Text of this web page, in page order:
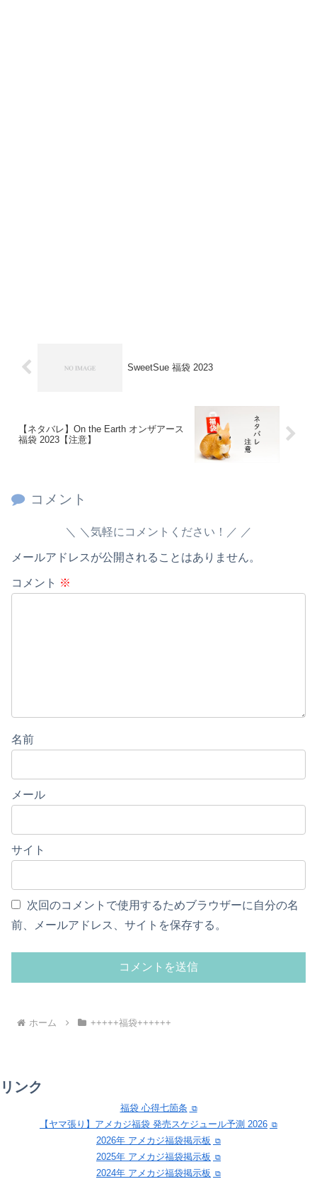
SweetSue 福袋 2023
【ネタバレ】On the Earth オンザアース
福袋 2023【注意】
コメント
＼気軽にコメントください！／
メールアドレスが公開されることはありません。
コメント ※
名前
メール
サイト
次回のコメントで使用するためブラウザーに自分の名
前、メールアドレス、サイトを保存する。
ホーム +++++福袋++++++
リンク
福袋 心得七箇条
【ヤマ張り】アメカジ福袋 発売スケジュール予測 2026
2026年 アメカジ福袋掲示板
2025年 アメカジ福袋掲示板
2024年 アメカジ福袋掲示板